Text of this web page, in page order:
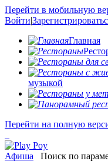
Перейти в мобильную
Войти|
Главная
музыкой
Перейти на полную
Афиша
Поиск по